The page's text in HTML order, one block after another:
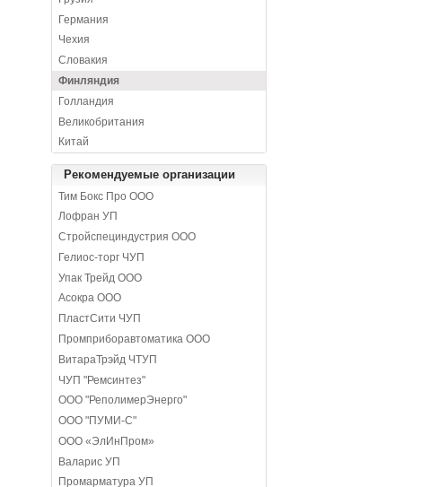
Германия
Чехия
Словакия
Финляндия
Голландия
Великобритания
Китай
Рекомендуемые организации
Тим Бокс Про ООО
Лофран УП
Стройспециндустрия ООО
Гелиос-торг ЧУП
Упак Трейд ООО
Асокра ООО
ПластСити ЧУП
Промприборавтоматика ООО
ВитараТрэйд ЧТУП
ЧУП "Ремсинтез"
ООО "РеполимерЭнерго"
ООО "ПУМИ-С"
ООО «ЭлИнПром»
Валарис УП
Промарматура УП